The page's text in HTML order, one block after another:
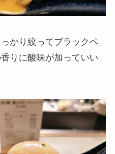
かり絞ってブラックペ
りに酸味が加っていい